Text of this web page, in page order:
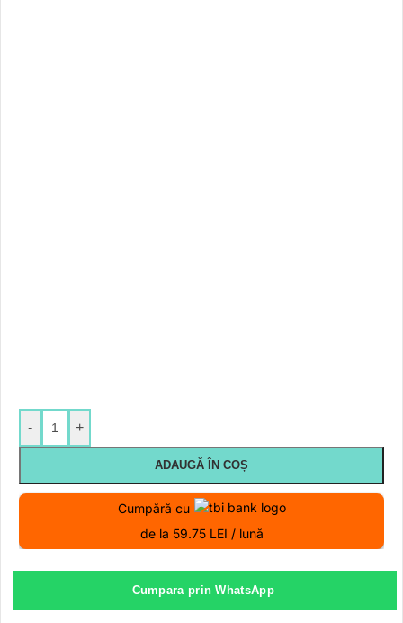
- +
ADAUGĂ ÎN COȘ
Cumpără cu
de la 59.75 LEI / lună
Cumpara prin WhatsApp